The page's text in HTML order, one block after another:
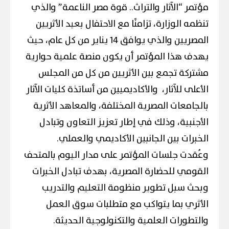
مؤتمر “الآثار والتراث.. قوة مصر الناعمة” والذي
تنظمه الوزارة، تزامنًا مع الاحتفال بعيد الأثريين
المصريين والذي يوافق 14 يناير من كل عام، حيث
يهدف هذا المؤتمر أن يكون منصة علمية حوارية
مشتركة تجمع بين الأثريين من كل من المجلس
الأعلى للآثار، والأكاديميين من أساتذة كليات الآثار
بالجامعات المصرية المختلفة، والمعاهد الأثرية
الأجنبية، وذلك في إطار تعزيز التعاون وتبادل
الخبرات بين الجانبين الأكاديمي والعملي.
وعُقدت جلسات المؤتمر على مدار اليوم بالمتحف
القومي للحضارة المصرية، بهدف تبادل الخبرات
وبحث سبل تطوير منظومة التعليم والتدريب
الأثري بما يتواكب مع متطلبات سوق العمل
والتطورات العلمية والتكنولوجية الحديثة.